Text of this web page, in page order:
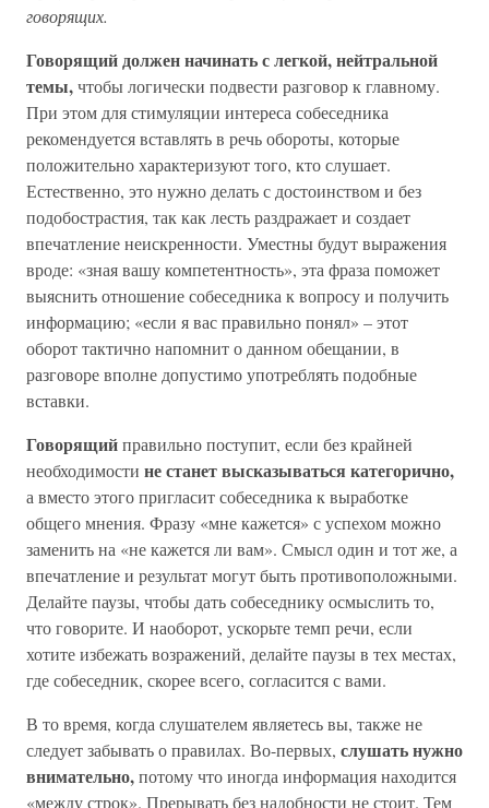
говорящих.
Говорящий должен начинать с легкой, нейтральной
темы,чтобы логически подвести разговор к главному.
При этом для стимуляции интереса собеседника
рекомендуется вставлять в речь обороты, которые
положительно характеризуют того, кто слушает.
Естественно, это нужно делать с достоинством и без
подобострастия, так как лесть раздражает и создает
впечатление неискренности. Уместны будут выражения
вроде: «зная вашу компетентность», эта фраза поможет
выяснить отношение собеседника к вопросу и получить
информацию; «если я вас правильно понял» – этот
оборот тактично напомнит о данном обещании, в
разговоре вполне допустимо употреблять подобные
вставки.
Говорящийправильно поступит, если без крайней
необходимости не станет высказываться категорично,
а вместо этого пригласит собеседника к выработке
общего мнения. Фразу «мне кажется» с успехом можно
заменить на «не кажется ли вам». Смысл один и тот же, а
впечатление и результат могут быть противоположными.
Делайте паузы, чтобы дать собеседнику осмыслить то,
что говорите. И наоборот, ускорьте темп речи, если
хотите избежать возражений, делайте паузы в тех местах,
где собеседник, скорее всего, согласится с вами.
В то время, когда слушателем являетесь вы, также не
следует забывать о правилах. Во-первых, слушать нужно
внимательно,потому что иногда информация находится
«между строк». Прерывать без надобности не стоит. Тем